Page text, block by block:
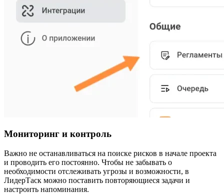
Мониторинг и контроль
Важно не останавливаться на поиске рисков в начале проекта
и проводить его постоянно. Чтобы не забывать о
необходимости отслеживать угрозы и возможности, в
ЛидерТаск можно поставить повторяющиеся задачи и
настроить напоминания.